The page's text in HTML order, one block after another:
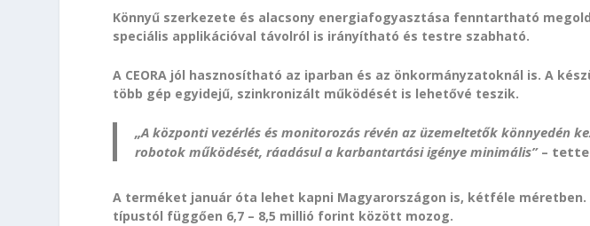
Könnyű szerkezete és alacsony energiafogyasztása fenntartható
speciális applikációval távolról is irányítható és testre szabható.
A CEORA jól hasznosítható az iparban és az önkormányzatoknál is. A
több gép egyidejű, szinkronizált működését is lehetővé teszik.
„A központi vezérlés és monitorozás révén az üzemeltetők könnyedén
robotok működését, ráadásul a karbantartási igénye minimális” – tette
A terméket január óta lehet kapni Magyarországon is, kétféle
típustól függően 6,7 – 8,5 millió forint között mozog.